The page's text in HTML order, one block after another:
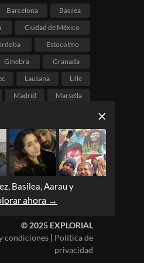
Barcelona
Basilea
Ciudad de México
Estocolmo
Ginebra
Granada
Lausana
Lille
Madrid
Marsella
de Janeiro
Salvador
Vancouver
Zaragoza
Zúrich
Basilea, Aarau y
ahora →
© 2025 EXPLORIAL
condiciones| Política de
privacidad